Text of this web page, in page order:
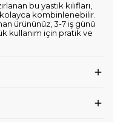
bu yastık kılıfları,
kolayca kombinlenebilir.
ürününüz, 3-7 iş günü
kullanım için pratik ve